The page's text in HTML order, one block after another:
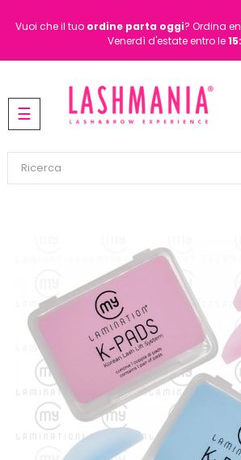
Vuoi che il tuo ordine parta oggi? Ordina
Venerdì d'estate entro le
navigazione
Toggle
☰